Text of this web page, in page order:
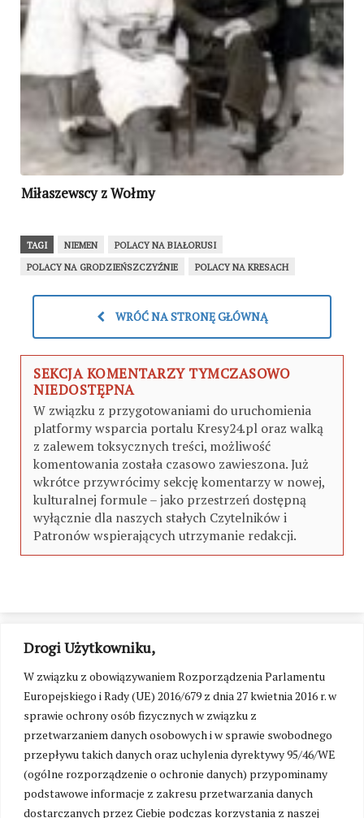
Drogi Użytkowniku,
W związku z obowiązywaniem Rozporządzenia Parlamentu
Europejskiego i Rady (UE) 2016/679 z dnia 27 kwietnia 2016 r. w
sprawie ochrony osób fizycznych w związku z
przetwarzaniem danych osobowych i w sprawie swobodnego
przepływu takich danych oraz uchylenia dyrektywy 95/46/WE
(ogólne rozporządzenie o ochronie danych) przypominamy
podstawowe informacje z zakresu przetwarzania danych
dostarczanych przez Ciebie podczas korzystania z naszej
Miłaszewscy z Wołmy
TAGI NIEMEN
POLACY NA BIAŁORUSI
POLACY NA GRODZIEŃSZCZYŹNIE
POLACY NA KRESACH
WRÓĆ NA STRONĘ GŁÓWNĄ
SEKCJA KOMENTARZY TYMCZASOWO
NIEDOSTĘPNA
W związku z przygotowaniami do uruchomienia
platformy wsparcia portalu Kresy24.pl oraz walką
z zalewem toksycznych treści, możliwość
komentowania została czasowo zawieszona. Już
wkrótce przywrócimy sekcję komentarzy w nowej,
kulturalnej formule – jako przestrzeń dostępną
wyłącznie dla naszych stałych Czytelników i
Patronów wspierających utrzymanie redakcji.